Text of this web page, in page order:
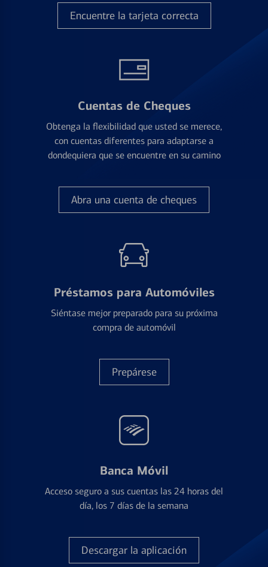
Encuentre la tarjeta correcta
Cuentas de Cheques
Obtenga la flexibilidad que usted se merece,
con cuentas diferentes para adaptarse a
dondequiera que se encuentre en su camino
Abra una cuenta de cheques
Préstamos para Automóviles
Siéntase mejor preparado para su próxima
compra de automóvil
Prepárese
Banca Móvil
Acceso seguro a sus cuentas las 24 horas del
día, los 7 días de la semana
Descargar la aplicación